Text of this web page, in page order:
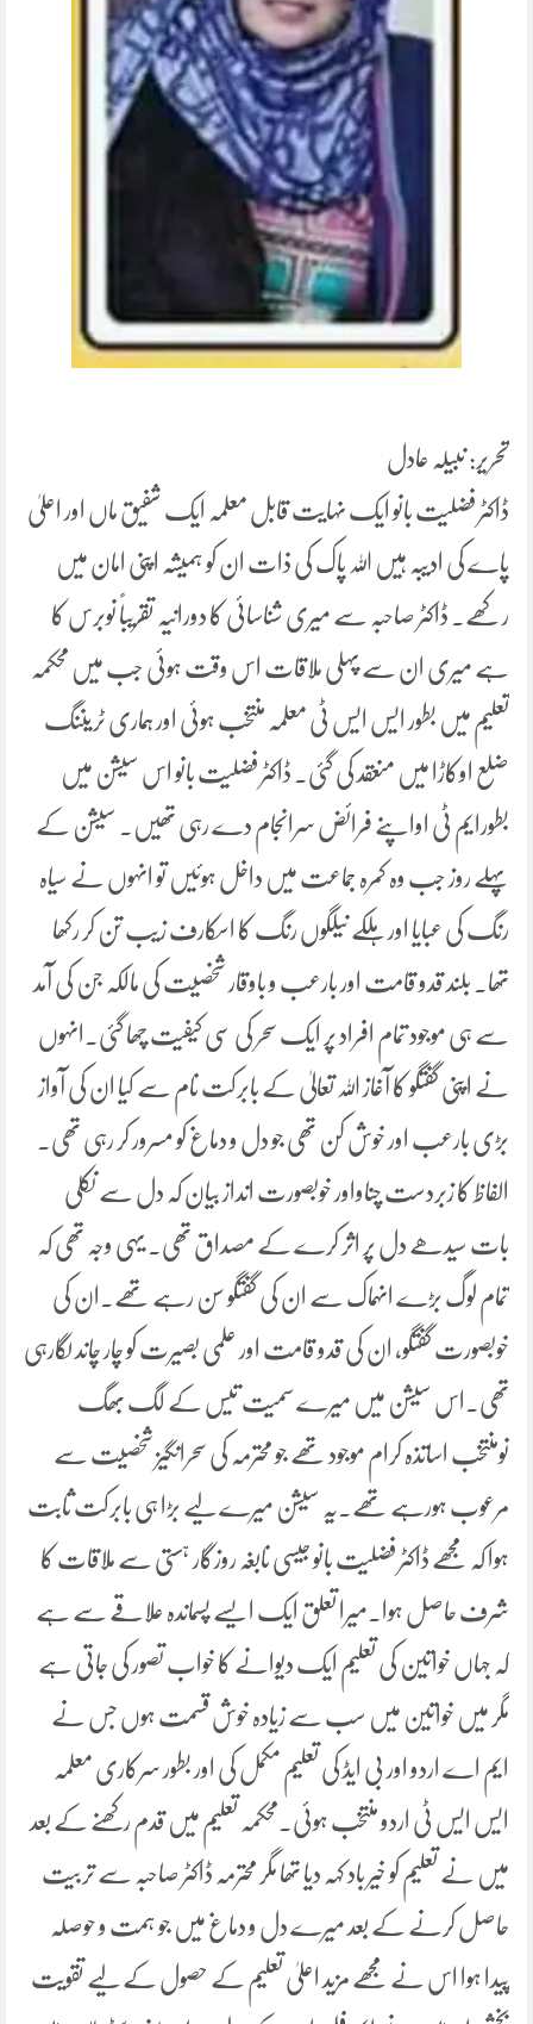
تحریر: نبیلہ عادل
ڈاکٹر فضلیت بانو ایک نہایت قابل معلمہ ایک شفیق ماں اور اعلیٰ
پاے کی ادیبہ ہیں اللہ پاک کی ذات ان کو ہمیشہ اپنی امان میں
رکھے۔ ڈاکٹر صاحبہ سے میری شناسائی کا دورانیہ تقریباً نوبرس کا
ہے میری ان سے پہلی ملاقات اس وقت ہوئی جب میں محکمہ
تعلیم میں بطور ایس ایس ٹی معلمہ منتخب ہوئی اور ہماری ٹریننگ
ضلع اوکاڑا میں منعقد کی گئی۔ ڈاکٹر فضلیت بانو اس سیشن میں
بطورایم ٹی اواپنے فرائض سرانجام دے رہی تھیں۔ سیشن کے
پہلے روز جب وہ کمرہ جماعت میں داخل ہوئیں تو انہوں نے سیاہ
رنگ کی عبایا اور ہلکے نیلگوں رنگ کا اسکارف زیب تن کر رکھا
تھا۔ بلند قدو قامت اور بارعب و باوقار شخصیت کی مالکہ جن کی آمد
سے ہی موجود تمام افراد پر ایک سحر کی سی کیفیت چھا گئی۔انہوں
نے اپنی گفتگو کا آغاز اللہ تعالیٰ کے بابرکت نام سے کیا ان کی آواز
بڑی بارعب اور خوش کن تھی جو دل و دماغ کو مسرور کر رہی تھی۔
الفاظ کا زبردست چناواور خوبصورت انداز بیان کہ دل سے نکلی
بات سیدھے دل پر اثر کرے کے مصداق تھی۔ یہی وجہ تھی کہ
تمام لوگ بڑے انہماک سے ان کی گفتگو سن رہے تھے۔ان کی
خوبصورت گفتگو، ان کی قدو قامت اور علمی بصیرت کو چار چاند لگارہی
تھی۔اس سیشن میں میرے سمیت تیس کے لگ بھگ
نومنتخب اساتذہ کرام موجود تھے جو محترمہ کی سحرانگیز شخصیت سے
مرعوب ہورہے تھے۔یہ سیشن میرے لیے بڑا ہی بابرکت ثابت
ہوا کہ مجھے ڈاکٹر فضلیت بانو جیسی نابغہ روزگار ہستی سے ملاقات کا
شرف حاصل ہوا۔میرا تعلق ایک ایسے پسماندہ علاقے سے ہے
کہ جہاں خواتین کی تعلیم ایک دیوانے کا خواب تصور کی جاتی ہے
مگر میں خواتین میں سب سے زیادہ خوش قسمت ہوں جس نے
ایم اے اردو اور بی ایڈ کی تعلیم مکمل کی اور بطور سرکاری معلمہ
ایس ایس ٹی اردو منتخب ہوئی۔محکمہ تعلیم میں قدم رکھنے کے بعد
میں نے تعلیم کو خیر باد کہہ دیا تھا مگر محترمہ ڈاکٹر صاحبہ سے تربیت
حاصل کرنے کے بعد میرے دل و دماغ میں جو ہمت و حوصلہ
پیدا ہوا اس نے مجھے مزید اعلیٰ تعلیم کے حصول کے لیے تقویت